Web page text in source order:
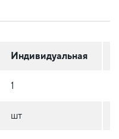
Индивидуальная
1
шт